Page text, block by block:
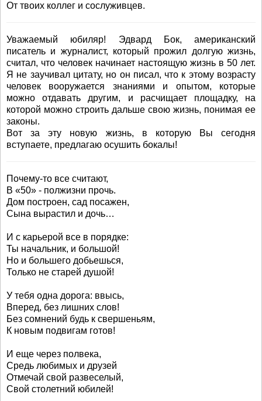
От твоих коллег и сослуживцев.
Уважаемый юбиляр! Эдвард Бок, американский
писатель и журналист, который прожил долгую жизнь,
считал, что человек начинает настоящую жизнь в 50 лет.
Я не заучивал цитату, но он писал, что к этому возрасту
человек вооружается знаниями и опытом, которые
можно отдавать другим, и расчищает площадку, на
которой можно строить дальше свою жизнь, понимая ее
законы.
Вот за эту новую жизнь, в которую Вы сегодня
вступаете, предлагаю осушить бокалы!
Почему-то все считают,
В «50» - полжизни прочь.
Дом построен, сад посажен,
Сына вырастил и дочь…
И с карьерой все в порядке:
Ты начальник, и большой!
Но и большего добьешься,
Только не старей душой!
У тебя одна дорога: ввысь,
Вперед, без лишних слов!
Без сомнений будь к свершеньям,
К новым подвигам готов!
И еще через полвека,
Средь любимых и друзей
Отмечай свой развеселый,
Свой столетний юбилей!